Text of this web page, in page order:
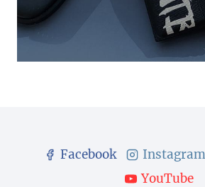
Facebook Instagram
YouTube